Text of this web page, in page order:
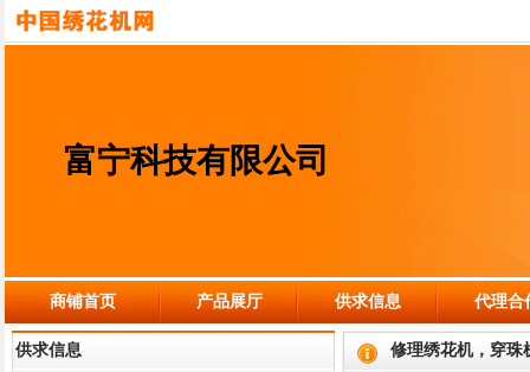
富宁科技有限公司
商铺首页 产品展厅 供求信息 代理合
供求信息 修理绣花机，穿珠